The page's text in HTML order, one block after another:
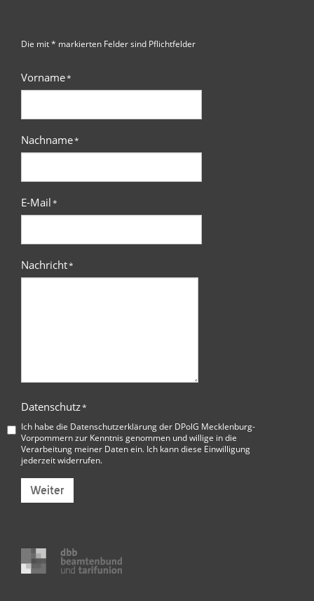
Die mit * markierten Felder sind Pflichtfelder
Vorname*
Nachname*
E-Mail*
Nachricht*
Datenschutz*
Ich habe die Datenschutzerklärung der DPolG Mecklenburg-
Vorpommernzur Kenntnis genommen und willige in die
Verarbeitung meiner Daten ein. Ich kann diese Einwilligung
jederzeit widerrufen.
Weiter